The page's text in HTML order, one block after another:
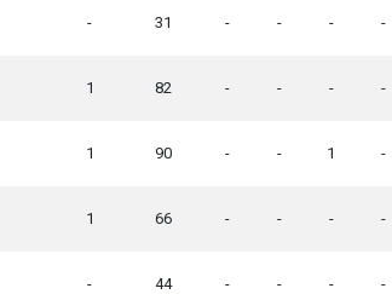
- 31 - - - -
1 82 - - - -
1 90 - - 1 -
1 66 - - - -
- 44 - - - -